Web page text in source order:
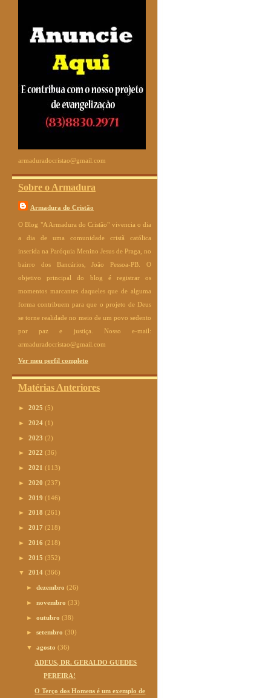
armaduradocristao@gmail.com
Sobre o Armadura
Armadura do Cristão
O Blog "A Armadura do Cristão" vivencia o dia
a dia de uma comunidade cristã católica
inserida na Paróquia Menino Jesus de Praga, no
bairro dos Bancários, João Pessoa-PB. O
objetivo principal do blog é registrar os
momentos marcantes daqueles que de alguma
forma contribuem para que o projeto de Deus
se torne realidade no meio de um povo sedento
por paz e justiça. Nosso e-mail:
armaduradocristao@gmail.com
Ver meu perfil completo
Matérias Anteriores
► 2025 (5)
► 2024 (1)
► 2023 (2)
► 2022 (36)
► 2021 (113)
► 2020 (237)
► 2019 (146)
► 2018 (261)
► 2017 (218)
► 2016 (218)
► 2015 (352)
▼ 2014 (366)
►dezembro(26)
►novembro(33)
►outubro(38)
►setembro(30)
▼agosto(36)
ADEUS, DR. GERALDO GUEDES
PEREIRA!
O Terço dos Homens é um exemplo de